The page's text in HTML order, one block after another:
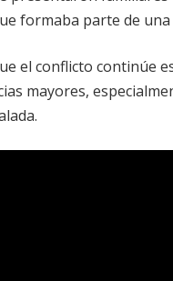
formaba parte de
el conflicto continúe
mayores,